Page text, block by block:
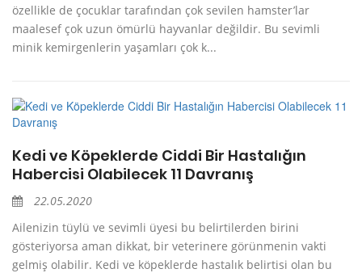
özellikle de çocuklar tarafından çok sevilen hamster’lar
maalesef çok uzun ömürlü hayvanlar değildir. Bu sevimli
minik kemirgenlerin yaşamları çok k...
Kedi ve Köpeklerde Ciddi Bir Hastalığın
Habercisi Olabilecek 11 Davranış
22.05.2020
Ailenizin tüylü ve sevimli üyesi bu belirtilerden birini
gösteriyorsa aman dikkat, bir veterinere görünmenin vakti
gelmiş olabilir. Kedi ve köpeklerde hastalık belirtisi olan bu